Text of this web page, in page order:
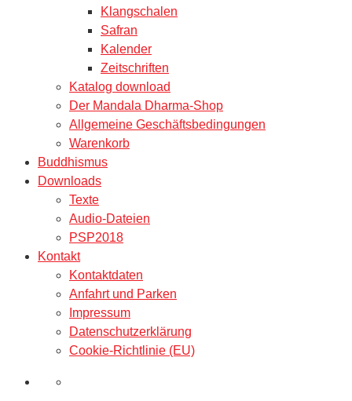
Klangschalen
Safran
Kalender
Zeitschriften
Katalog download
Der Mandala Dharma-Shop
Allgemeine Geschäftsbedingungen
Warenkorb
Buddhismus
Downloads
Texte
Audio-Dateien
PSP2018
Kontakt
Kontaktdaten
Anfahrt und Parken
Impressum
Datenschutzerklärung
Cookie-Richtlinie (EU)